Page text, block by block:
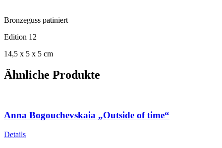
Bronzeguss patiniert
Edition 12
14,5 x 5 x 5 cm
Ähnliche Produkte
Anna Bogouchevskaia „Outside of time“
Details